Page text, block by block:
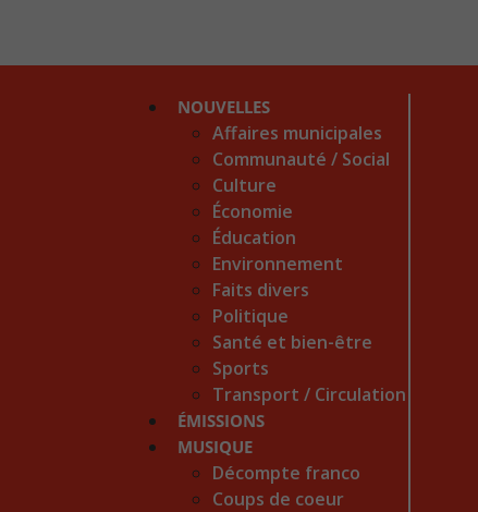
NOUVELLES
Affaires municipales
Communauté / Social
Culture
Économie
Éducation
Environnement
Faits divers
Politique
Santé et bien-être
Sports
Transport / Circulation
ÉMISSIONS
MUSIQUE
Décompte franco
Coups de coeur